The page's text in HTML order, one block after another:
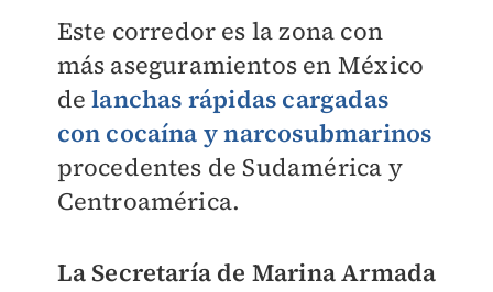
Este corredor es la zona con
más aseguramientos en México
de lanchas rápidas cargadas
con cocaína ynarcosubmarinos
procedentes de Sudamérica y
Centroamérica.
La Secretaría de Marina Armada